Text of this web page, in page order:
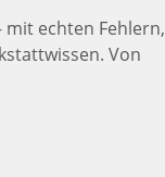
mit echten Fehlern,
Von